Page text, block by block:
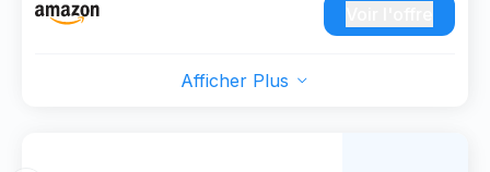
de tous les jours, ce costume Bob Marley
Reggae est le choix idéal. Il met en valeur votre
Afficher Plus